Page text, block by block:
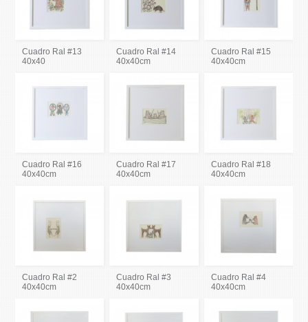
Cuadro Ral #13
40x40
Cuadro Ral #14
40x40cm
Cuadro Ral #15
40x40cm
Cuadro Ral #16
40x40cm
Cuadro Ral #17
40x40cm
Cuadro Ral #18
40x40cm
Cuadro Ral #2
40x40cm
Cuadro Ral #3
40x40cm
Cuadro Ral #4
40x40cm